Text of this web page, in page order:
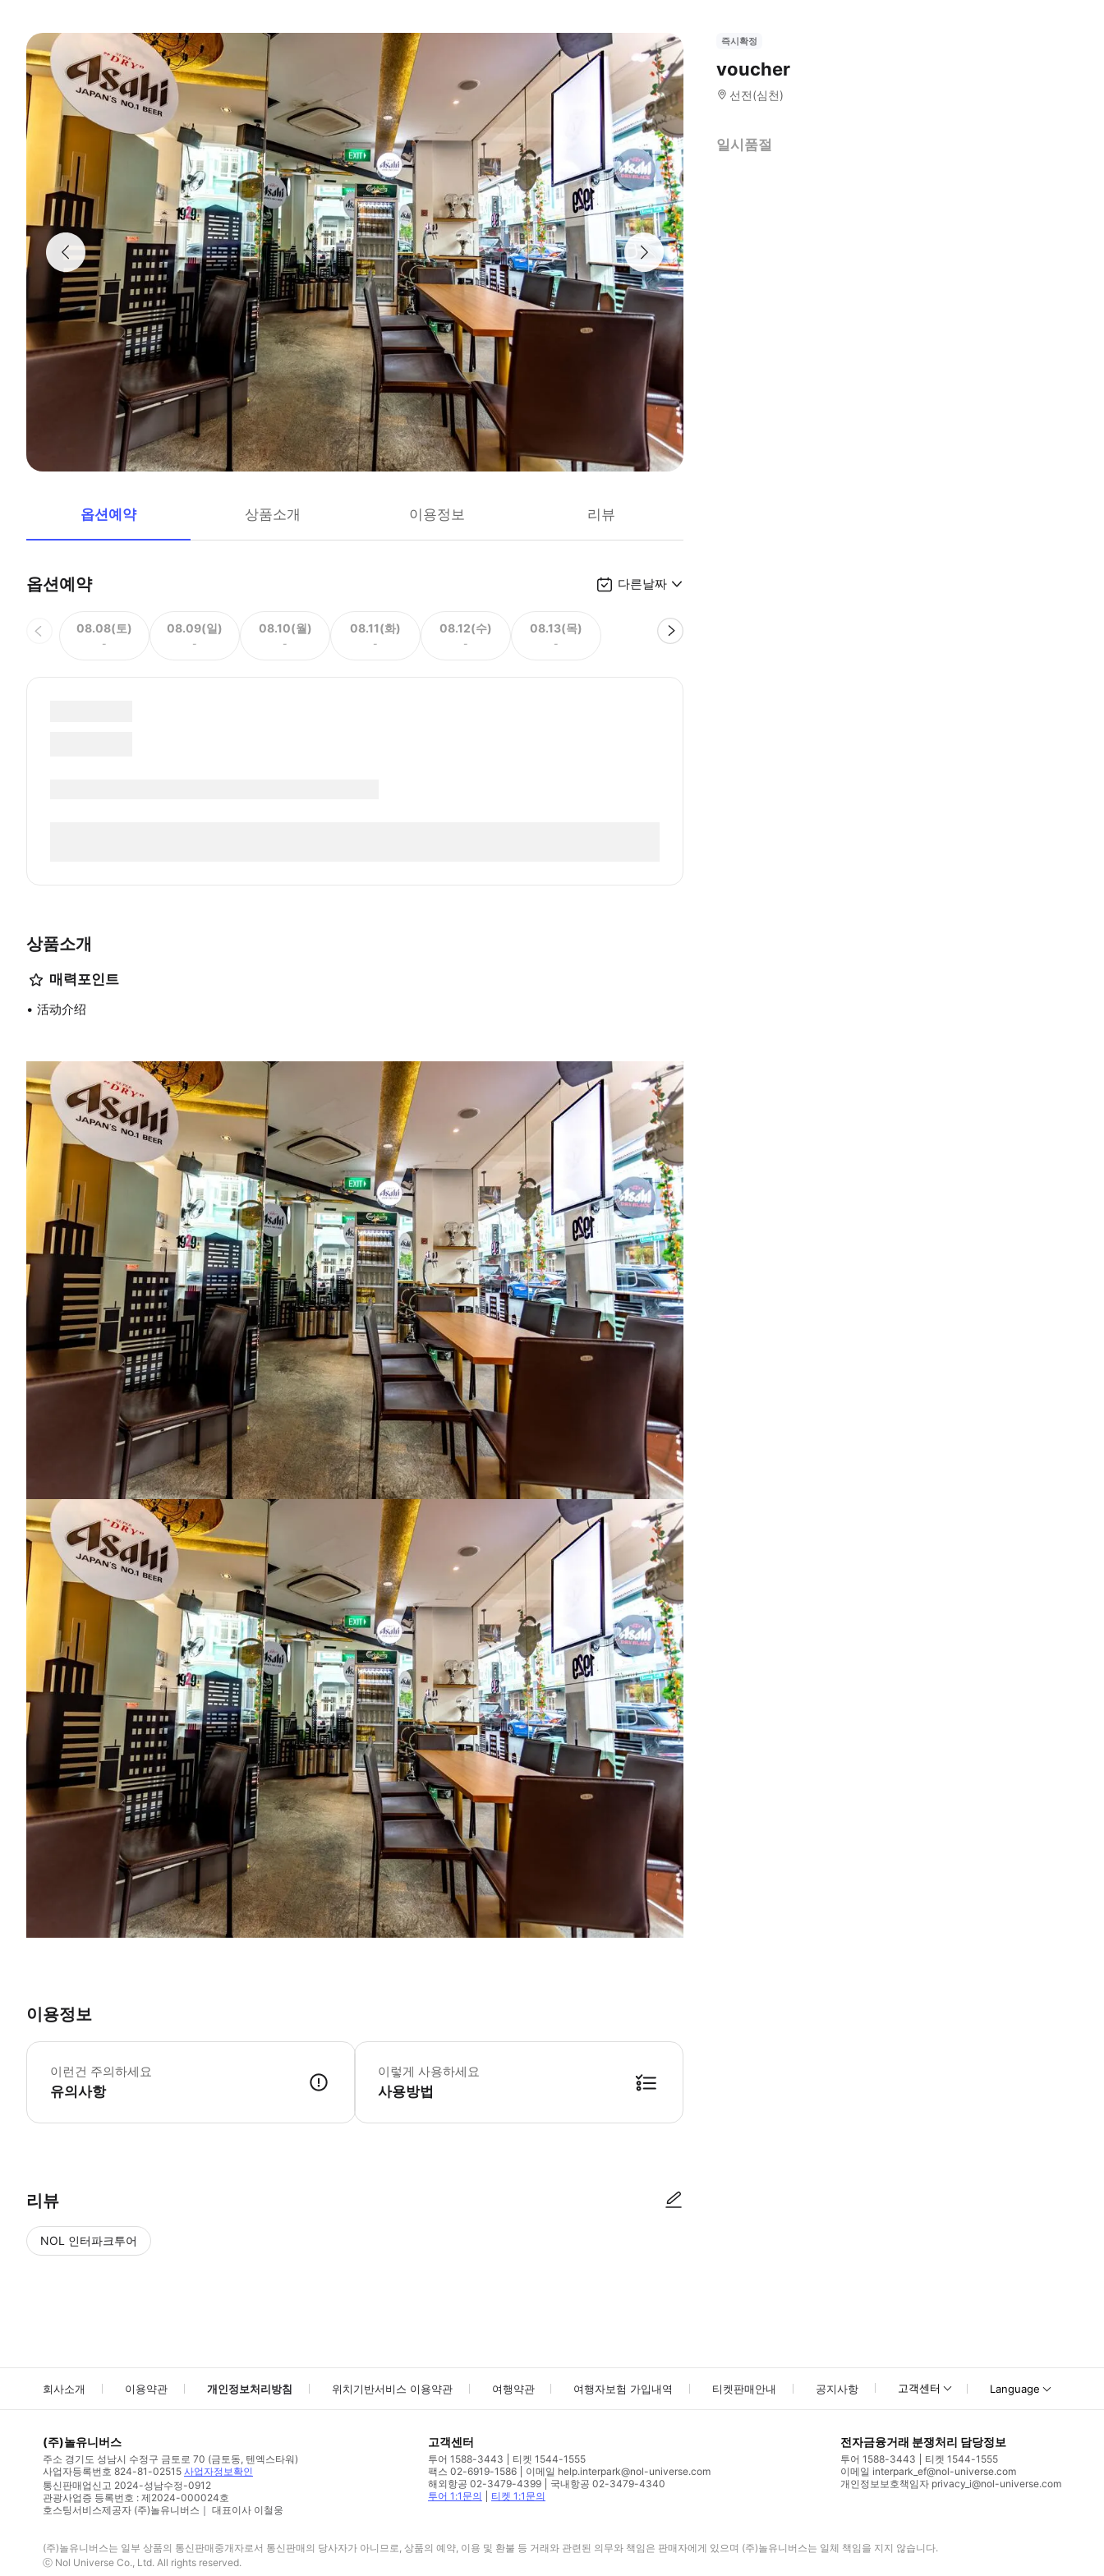
옵션예약 상품소개 이용정보 리뷰
옵션예약 다른날짜
08.08(토)
-
08.09(일)
-
08.10(월)
-
08.11(화)
-
08.12(수)
-
08.13(목)
-
상품소개
매력포인트
活动介绍
이용정보
이런건 주의하세요
유의사항
이렇게 사용하세요
사용방법
리뷰
NOL 인터파크투어
즉시확정
voucher
선전(심천)
일시품절
회사소개 이용약관 개인정보처리방침 위치기반서비스 이용약관 여행약관 여행자보험 가입내역 티켓판매안내 공지사항 고객센터 Language
(주)놀유니버스
주소 경기도 성남시 수정구 금토로 70 (금토동, 텐엑스타워)
사업자등록번호 824-81-02515 사업자정보확인
통신판매업신고 2024-성남수정-0912
관광사업증 등록번호 : 제2024-000024호
호스팅서비스제공자 (주)놀유니버스｜ 대표이사 이철웅
고객센터
투어 1588-3443
티켓 1544-1555
팩스 02-6919-1586
이메일 help.interpark@nol-universe.com
해외항공 02-3479-4399
국내항공 02-3479-4340
투어 1:1문의
티켓 1:1문의
전자금융거래 분쟁처리 담당정보
투어 1588-3443
티켓 1544-1555
이메일 interpark_ef@nol-universe.com
개인정보보호책임자 privacy_i@nol-universe.com
(주)놀유니버스는 일부 상품의 통신판매중개자로서 통신판매의 당사자가 아니므로, 상품의 예약, 이용 및 환불 등 거래와 관련된 의무와 책임은 판매자에게 있으며 (주)놀유니버스는 일체 책임을 지지 않습니다.
ⓒ Nol Universe Co., Ltd. All rights reserved.